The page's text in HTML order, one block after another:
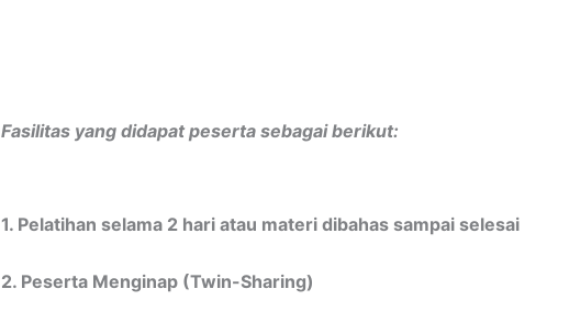
Fasilitas yang didapat peserta sebagai berikut:
1. Pelatihan selama 2 hari atau materi dibahas sampai selesai
2. Peserta Menginap (Twin-Sharing)